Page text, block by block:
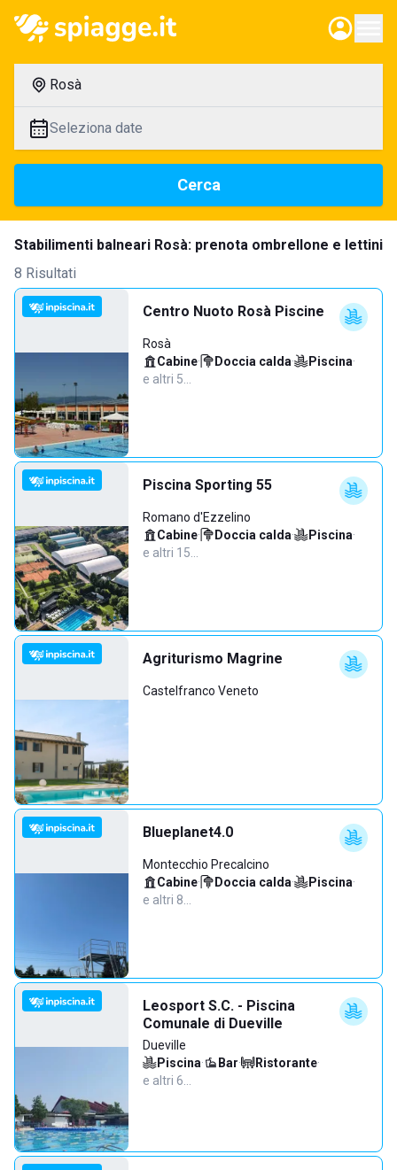
Rosà
Seleziona date
Cerca
Stabilimenti balneari Rosà: prenota ombrellone e lettini
8 Risultati
Centro Nuoto Rosà Piscine
Rosà
Cabine· Doccia calda· Piscina·
e altri 5…
Piscina Sporting 55
Romano d'Ezzelino
Cabine· Doccia calda· Piscina·
e altri 15…
Agriturismo Magrine
Castelfranco Veneto
Blueplanet4.0
Montecchio Precalcino
Cabine· Doccia calda· Piscina·
e altri 8…
Leosport S.C. - Piscina
Comunale di Dueville
Dueville
Piscina· Bar· Ristorante·
e altri 6…